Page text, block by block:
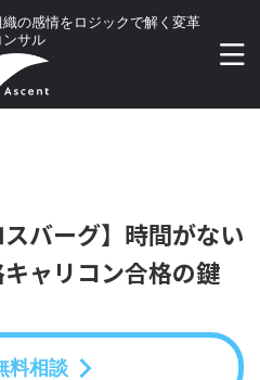
の感情をロジックで解く変革
ンサル
スバーグ】時間がない
ャリコン合格の鍵
料相談